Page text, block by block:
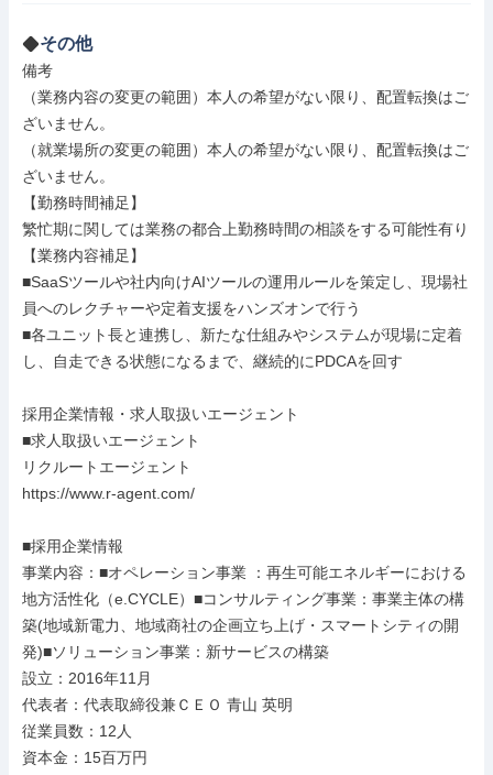
その他
備考
（業務内容の変更の範囲）本人の希望がない限り、配置転換はご
ざいません。
（就業場所の変更の範囲）本人の希望がない限り、配置転換はご
ざいません。
【勤務時間補足】
繁忙期に関しては業務の都合上勤務時間の相談をする可能性有り
【業務内容補足】
■SaaSツールや社内向けAIツールの運用ルールを策定し、現場社
員へのレクチャーや定着支援をハンズオンで行う
■各ユニット長と連携し、新たな仕組みやシステムが現場に定着
し、自走できる状態になるまで、継続的にPDCAを回す
採用企業情報・求人取扱いエージェント
■求人取扱いエージェント
リクルートエージェント
https://www.r-agent.com/
■採用企業情報
事業内容：■オペレーション事業 ：再生可能エネルギーにおける
地方活性化（e.CYCLE）■コンサルティング事業：事業主体の構
築(地域新電力、地域商社の企画立ち上げ・スマートシティの開
発)■ソリューション事業：新サービスの構築
設立：2016年11月
代表者：代表取締役兼ＣＥＯ 青山 英明
従業員数：12人
資本金：15百万円